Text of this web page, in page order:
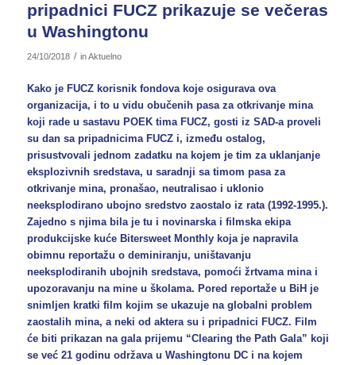
pripadnici FUCZ prikazuje se večeras
u Washingtonu
24/10/2018 / inAktuelno
Kako je FUCZ korisnik fondova koje osigurava ova
organizacija, i to u vidu obučenih pasa za otkrivanje mina
koji rade u sastavu POEK tima FUCZ, gosti iz SAD-a proveli
su dan sa pripadnicima FUCZ i, između ostalog,
prisustvovali jednom zadatku na kojem je tim za uklanjanje
eksplozivnih sredstava, u saradnji sa timom pasa za
otkrivanje mina, pronašao, neutralisao i uklonio
neeksplodirano ubojno sredstvo zaostalo iz rata (1992-1995.).
Zajedno s njima bila je tu i novinarska i filmska ekipa
produkcijske kuće Bitersweet Monthly koja je napravila
obimnu reportažu o deminiranju, uništavanju
neeksplodiranih ubojnih sredstava, pomoći žrtvama mina i
upozoravanju na mine u školama. Pored reportaže u BiH je
snimljen kratki film kojim se ukazuje na globalni problem
zaostalih mina, a neki od aktera su i pripadnici FUCZ. Film
će biti prikazan na gala prijemu “Clearing the Path Gala” koji
se već 21 godinu održava u Washingtonu DC i na kojem